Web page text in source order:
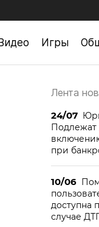
Игры
Лента
24/07
Подлежат
при
10/06
доступна
случае